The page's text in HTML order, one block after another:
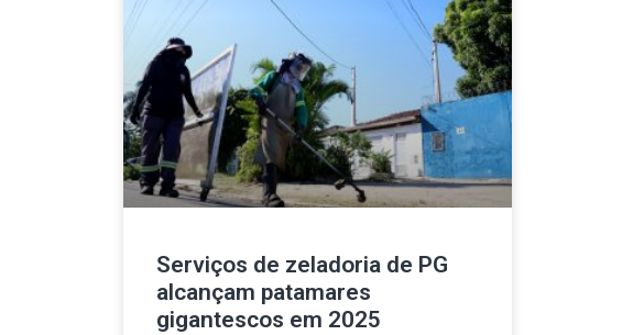
Serviços de zeladoria de PG
alcançam patamares
gigantescos em 2025